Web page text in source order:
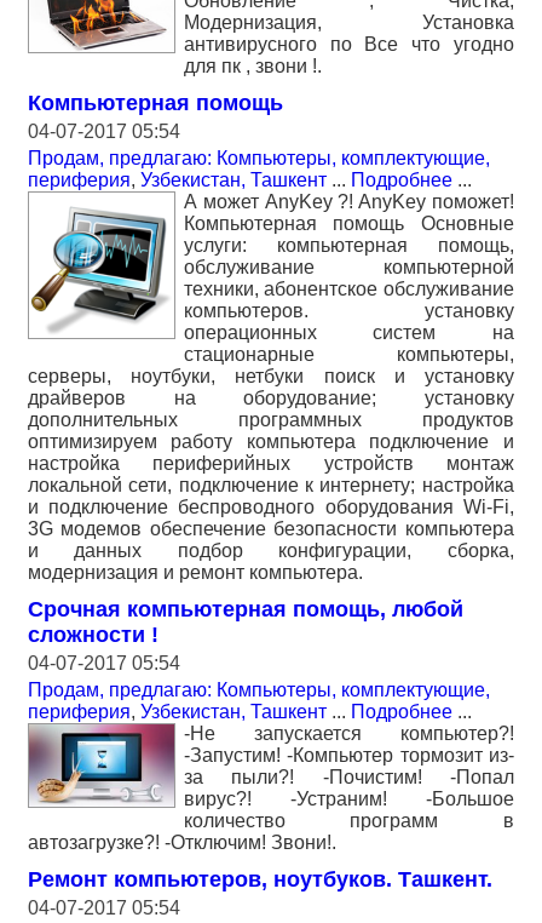
Модернизация, Установка
антивирусного по Все что угодно
для пк , звони !.
Компьютерная помощь
04-07-2017 05:54
Продам, предлагаю: Компьютеры, комплектующие,
периферия, Узбекистан, Ташкент ... Подробнее ...
А может AnyKey ?! AnyKey поможет!
Компьютерная помощь Основные
услуги: компьютерная помощь,
обслуживание компьютерной
техники, абонентское обслуживание
компьютеров. установку
операционных систем на
стационарные компьютеры,
серверы, ноутбуки, нетбуки поиск и установку
драйверов на оборудование; установку
дополнительных программных продуктов
оптимизируем работу компьютера подключение и
настройка периферийных устройств монтаж
локальной сети, подключение к интернету; настройка
и подключение беспроводного оборудования Wi-Fi,
3G модемов обеспечение безопасности компьютера
и данных подбор конфигурации, сборка,
модернизация и ремонт компьютера.
Срочная компьютерная помощь, любой
сложности !
04-07-2017 05:54
Продам, предлагаю: Компьютеры, комплектующие,
периферия, Узбекистан, Ташкент ... Подробнее ...
-Не запускается компьютер?!
-Запустим! -Компьютер тормозит из-
за пыли?! -Почистим! -Попал
вирус?! -Устраним! -Большое
количество программ в
автозагрузке?! -Отключим! Звони!.
Ремонт компьютеров, ноутбуков. Ташкент.
04-07-2017 05:54